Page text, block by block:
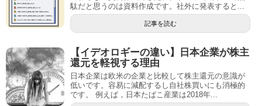
駄だと思うのは資料作成です。社外に発表すると...
記事を読む
【イデオロギーの違い】日本企業が株主
還元を軽視する理由
日本企業は欧米の企業と比較して株主還元の意識が
低いです。容易に減配するし自社株買いにも消極的
です。 例えば，日本たばこ産業は2018年...